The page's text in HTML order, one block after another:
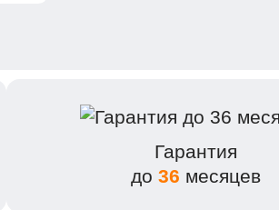
Гарантия
до36 месяцев